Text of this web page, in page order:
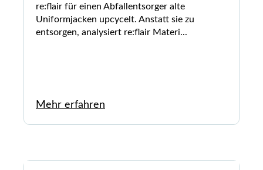
re:flair für einen Abfallentsorger alte
Uniformjacken upcycelt. Anstatt sie zu
entsorgen, analysiert re:flair Materi...
Mehr erfahren